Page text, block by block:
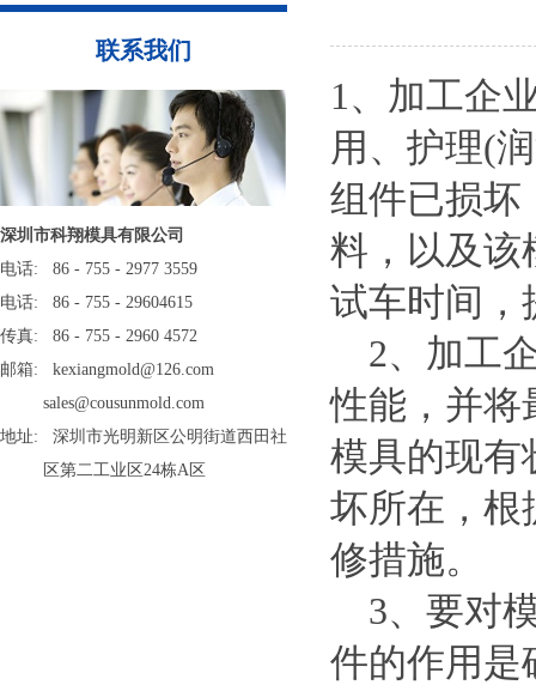
联系我们
深圳市科翔模具有限公司
电话: 86 - 755 - 2977 3559
电话: 86 - 755 - 29604615
传真: 86 - 755 - 2960 4572
邮箱: kexiangmold@126.com
sales@cousunmold.com
地址: 深圳市光明新区公明街道西田社
区第二工业区24栋A区
1、加工企
用、护理(
组件已损坏
料，以及该
试车时间，
2、加工
性能，并将
模具的现有
坏所在，根
修措施。
3、要对
件的作用是